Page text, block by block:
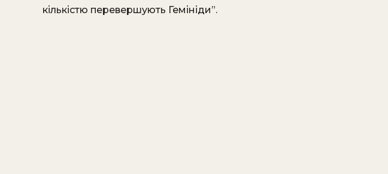
кількістю перевершують Гемініди”.